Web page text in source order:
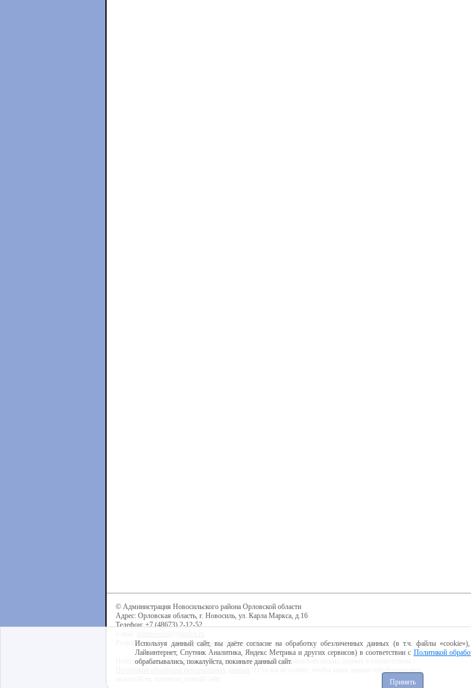
© Администрация Новосильского района Орловской области
Адрес: Орловская область, г. Новосиль, ул. Карла Маркса, д.16
Телефон: +7 (48673) 2-12-52
Разработка сайта -Центр интернет-образования
Используя данный сайт, вы даёте согласие на обработку пользовательских данных в соответствии с
Используя данный сайт, вы даёте согласие на обработку обезличенных данных (в т.ч. файлы
Лайвинтернет, Спутник Аналитика, Яндекс Метрика и других сервисов) в соответствии с Политикой
обрабатывались, пожалуйста, покиньте данный сайт.
Принять